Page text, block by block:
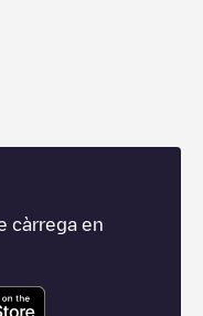
càrrega en